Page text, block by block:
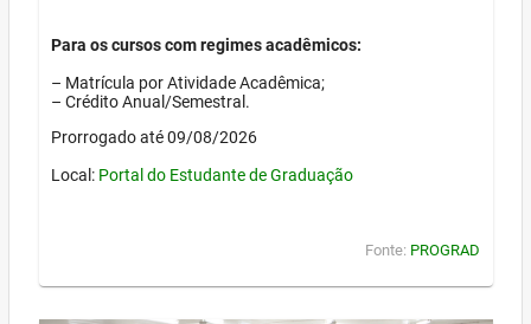
Para os cursos com regimes acadêmicos:
– Matrícula por Atividade Acadêmica;
– Crédito Anual/Semestral.
Prorrogado até 09/08/2026
Local: Portal do Estudante de Graduação
Fonte: PROGRAD